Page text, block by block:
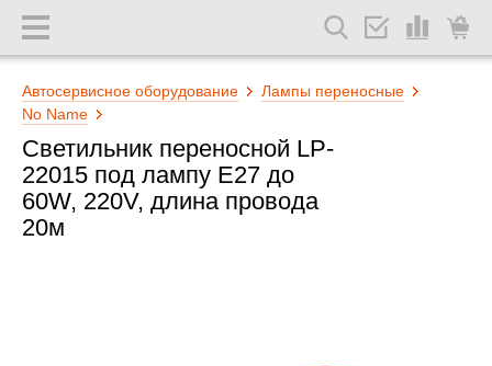
Автосервисное оборудование
Лампы переносные
No Name
Светильник переносной LP-
22015 под лампу E27 до
60W, 220V, длина провода
20м